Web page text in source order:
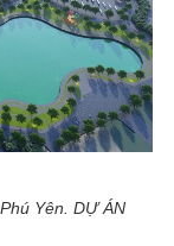
Yên. DỰ ÁN